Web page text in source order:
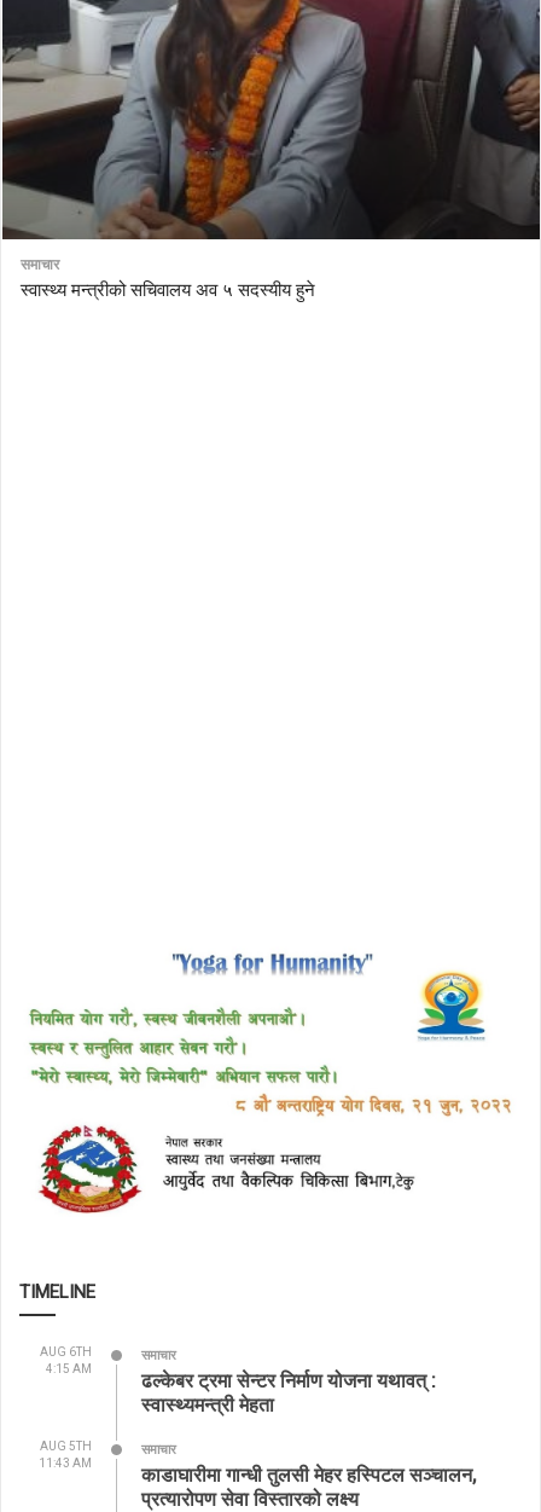
समाचार
स्वास्थ्य मन्त्रीको सचिवालय अव ५ सदस्यीय हुने
TIMELINE
AUG 6TH
4:15 AM
समाचार
ढल्केबर ट्रमा सेन्टर निर्माण योजना यथावत् :
स्वास्थ्यमन्त्री मेहता
AUG 5TH
11:43 AM
समाचार
काडाघारीमा गान्धी तुलसी मेहर हस्पिटल सञ्चालन,
प्रत्यारोपण सेवा विस्तारको लक्ष्य